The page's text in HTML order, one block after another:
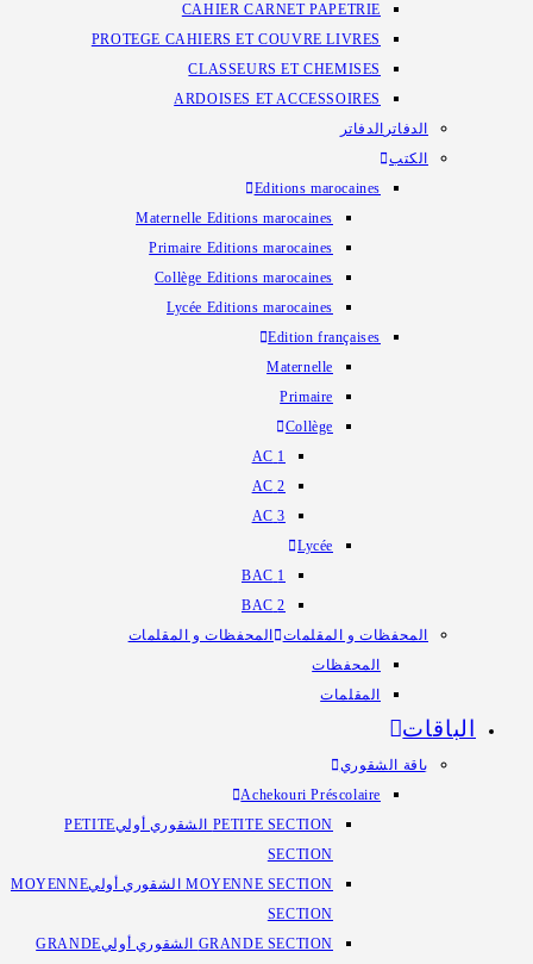
CAHIER CARNET PAPETRIE
PROTEGE CAHIERS ET COUVRE LIVRES
CLASSEURS ET CHEMISES
ARDOISES ET ACCESSOIRES
الدفاتر الدفاتر
الكتب
Editions marocaines
Maternelle Editions marocaines
Primaire Editions marocaines
Collège Editions marocaines
Lycée Editions marocaines
Edition françaises
Maternelle
Primaire​
Collège
1 AC
2 AC
3 AC
Lycée
1 BAC
2 BAC
المحفظات و المقلمات
المحفظات و المقلمات
المحفظات
المقلمات
الباقات
باقة الشقوري
Achekouri Préscolaire
PETITE SECTION الشقوري أولي
PETITE
SECTION
MOYENNE SECTION الشقوري أولي
MOYENNE
SECTION
GRANDE SECTION الشقوري أولي
GRANDE